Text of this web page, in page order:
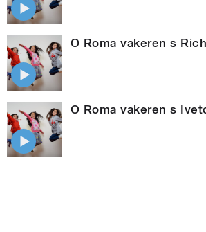
O Roma vakeren s
O Roma vakeren s